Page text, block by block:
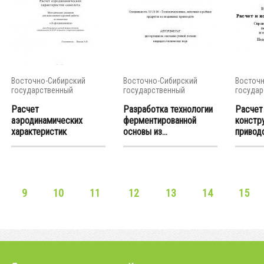
Восточно-Сибирский
государственный
Расчет
аэродинамических
характеристик
самолета :...
Восточно-Сибирский
государственный
Разработка технологии
ферментированной
основы из...
9 10 11 12 13 14 15